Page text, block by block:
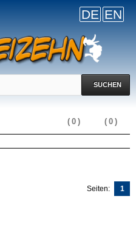
DE EN
SUCHEN
( 0 )
( 0 )
Seiten: 1